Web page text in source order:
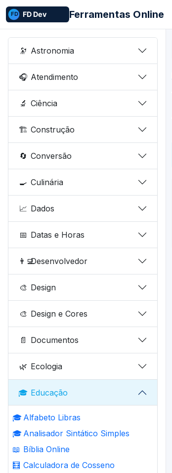
Ferramentas Online
🔭 Astronomia
🎧 Atendimento
🔬 Ciência
🏗️ Construção
🔄 Conversão
🍳 Culinária
📈 Dados
📅 Datas e Horas
👨‍💻Desenvolvedor
🎨 Design
🎨 Design e Cores
📄 Documentos
🌿 Ecologia
🎓 Educação
🎓 Alfabeto Libras
🎓 Analisador Sintático Simples
📖 Bíblia Online
🧮 Calculadora de Cosseno